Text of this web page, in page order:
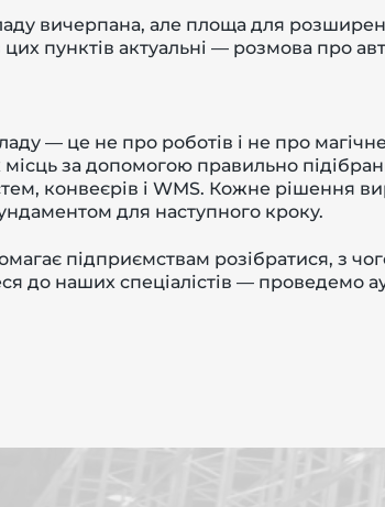
вичерпана, але площа для
пунктів актуальні — розмова про
— це не про роботів і не про
за допомогою правильно
конвеєрів і WMS. Кожне рішення
для наступного кроку.
підприємствам розібратися, з
до наших спеціалістів — проведемо